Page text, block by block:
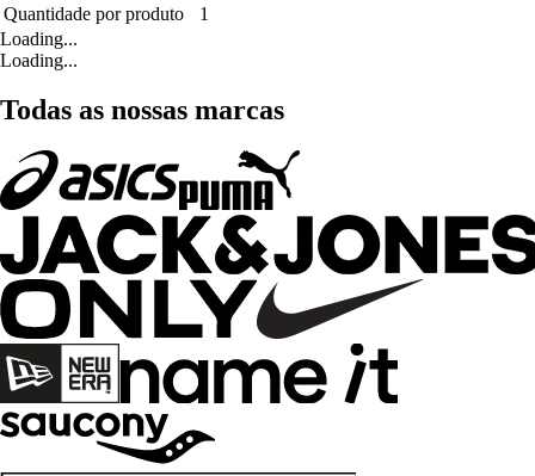
Quantidade por produto
1
Loading...
Loading...
Todas as nossas marcas